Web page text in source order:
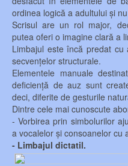
ordinea logică a adultului și
Scrisul are un rol major,
putea oferi o imagine clară a
Limbajul este încă predat cu
secvențelor structurale.
Elementele manuale
deficiență de auz sunt
deci, diferite de gesturile
Dintre cele mai cunoscute
- Vorbirea prin simbolurilor
a vocalelor și consoanelor cu
- Limbajul dictatil.